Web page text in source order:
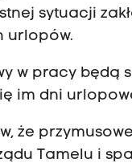
sytuacji
urlopów.
w pracy będą
im dni
że
Tamelu i